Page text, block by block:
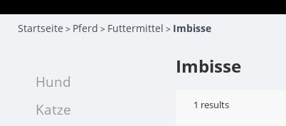
Startseite > Pferd > Futtermittel > Imbisse
Hund
Katze
Imbisse
1 results